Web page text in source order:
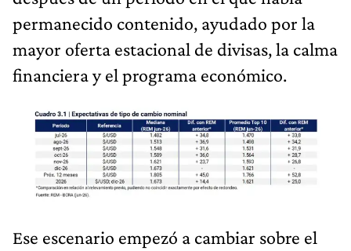
permanecido contenido, ayudado por la
mayor oferta estacional de divisas, la calma
financiera y el programa económico.
Ese escenario empezó a cambiar sobre el